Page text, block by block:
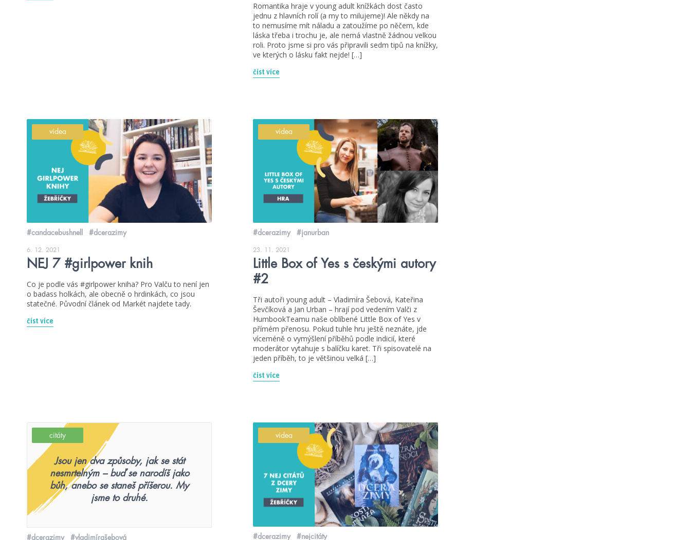
Romantika hraje v young adult knížkách dost často
jednu z hlavních rolí (a my to milujeme)! Ale někdy na
to nemusíme mít náladu a zatoužíme po něčem, kde
láska třeba i trochu je, ale nemá vlastně žádnou velkou
roli. Proto jsme si pro vás připravili sedm tipů na knížky,
ve kterých o lásku fakt nejde! […]
číst více
videa
#candacebushnell #dcerazimy
6. 12. 2021
NEJ 7 #girlpower knih
Co je podle vás #girlpower kniha? Pro Valču to není jen
o badass holkách, ale obecně o hrdinkách, co jsou
statečné. Původní článek od Markét najdete tady.
číst více
videa
#dcerazimy #janurban
23. 11. 2021
Little Box of Yes s českými autory
#2
Tři autoři young adult – Vladimíra Šebová, Kateřina
Ševčíková a Jan Urban – hrají pod vedením Valči z
HumbookTeamu naše oblíbené Little Box of Yes v
přímém přenosu. Pokud tuhle hru ještě neznáte, jde
víceméně o vymýšlení příběhů podle indicií, které
moderátor vytahuje s balíčku karet. Tři spisovatelé na
jeden příběh, to je většinou velká […]
číst více
citáty
Jsou jen dva způsoby, jak se stát
nesmrtelným – buď se narodíš jako
bůh, anebo se staneš příšerou. My
jsme to druhé.
#dcerazimy #vladimírašebová
videa
#dcerazimy #nejcitáty